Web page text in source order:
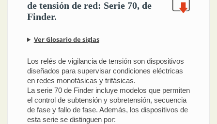
de tensión de red: Serie 70, de
Finder.
Ver Glosario de siglas
Los relés de vigilancia de tensión son dispositivos
diseñados para supervisar condiciones eléctricas
en redes monofásicas y trifásicas.
La serie 70 de Finder incluye modelos que permiten
el control de subtensión y sobretensión, secuencia
de fase y fallo de fase. Además, los dispositivos de
esta serie se distinguen por: